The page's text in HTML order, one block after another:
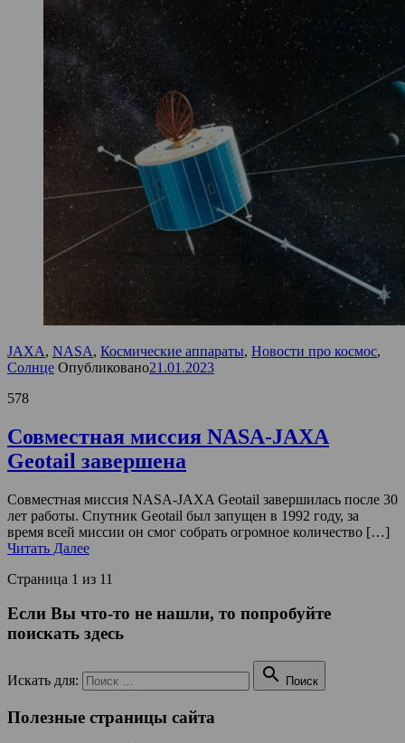
JAXA, NASA, Космические аппараты, Новости про космос,
Солнце Опубликовано21.01.2023
578
Совместная миссия NASA-JAXA
Geotail завершена
Совместная миссия NASA-JAXA Geotail завершилась после 30
лет работы. Спутник Geotail был запущен в 1992 году, за
время всей миссии он смог собрать огромное количество […]
Читать Далее
Страница 1 из 11
Если Вы что-то не нашли, то попробуйте
поискать здесь
Искать для:  Поиск
Полезные страницы сайта